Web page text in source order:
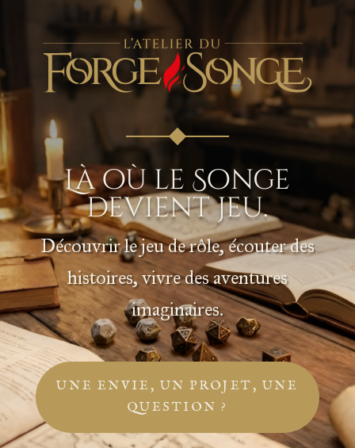
Là où le Songe
devient jeu.
Découvrir le jeu de rôle, écouter des
histoires, vivre des aventures
imaginaires.
UNE ENVIE, UN PROJET, UNE
QUESTION ?